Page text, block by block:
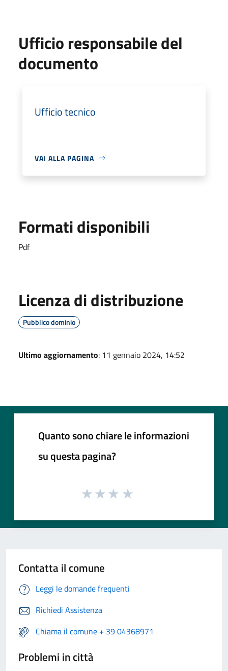
Ufficio responsabile del
documento
Ufficio tecnico
VAI ALLA PAGINA
Formati disponibili
Pdf
Licenza di distribuzione
Pubblico dominio
Ultimo aggiornamento: 11 gennaio 2024, 14:52
Quanto sono chiare le informazioni
su questa pagina?
Contatta il comune
Leggi le domande frequenti
Richiedi Assistenza
Chiama il comune + 39 04368971
Problemi in città